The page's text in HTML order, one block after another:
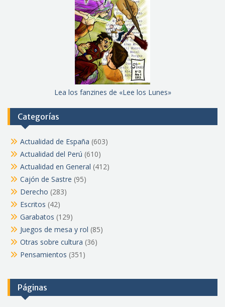
Lea los fanzines de «Lee los Lunes»
Categorías
Actualidad de España (603)
Actualidad del Perú (610)
Actualidad en General (412)
Cajón de Sastre (95)
Derecho (283)
Escritos (42)
Garabatos (129)
Juegos de mesa y rol (85)
Otras sobre cultura (36)
Pensamientos (351)
Páginas